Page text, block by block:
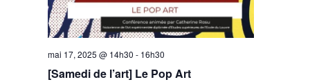
[Samedi de l’art] Le Pop Art
mai 17, 2025 @ 14h30 - 16h30